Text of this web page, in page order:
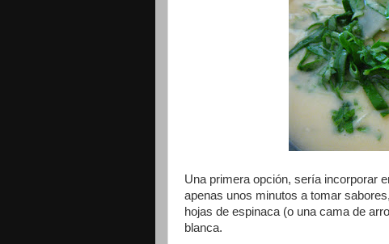
Una primera opción, sería incorporar
apenas unos minutos a tomar
hojas de espinaca (o una cama de
blanca.